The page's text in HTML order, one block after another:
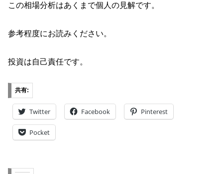
この相場分析はあくまで個人の見解です。
参考程度にお読みください。
投資は自己責任です。
共有:
Twitter Facebook Pinterest
Pocket